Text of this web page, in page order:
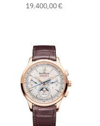
19.400,00 €